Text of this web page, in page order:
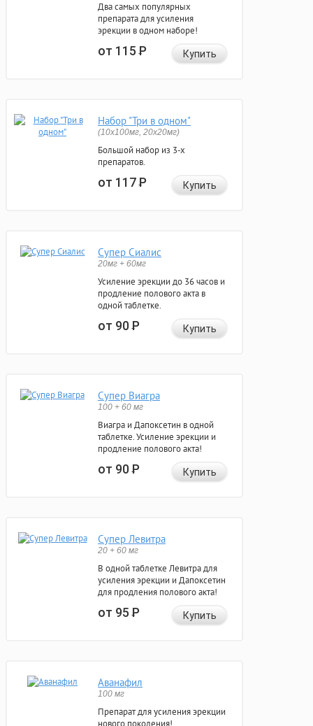
Два самых популярных
препарата для усиления
эрекции в одном наборе!
от 115Р Купить
Набор "Три в одном"
(10x100мг, 20x20мг)
Большой набор из 3-х
препаратов.
от 117Р Купить
Супер Сиалис
20мг + 60мг
Усиление эрекции до 36 часов и
продление полового акта в
одной таблетке.
от 90Р Купить
Супер Виагра
100 + 60 мг
Виагра и Дапоксетин в одной
таблетке. Усиление эрекции и
продление полового акта!
от 90Р Купить
Супер Левитра
20 + 60 мг
В одной таблетке Левитра для
усиления эрекции и Дапоксетин
для продления полового акта!
от 95Р Купить
Аванафил
100 мг
Препарат для усиления эрекции